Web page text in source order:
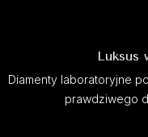
Luksus
Diamenty laboratoryjne
prawdziwego